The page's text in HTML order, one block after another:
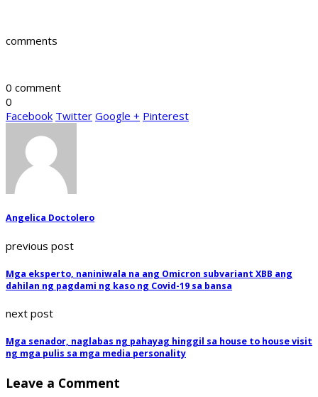
comments
0 comment
0
Facebook Twitter Google + Pinterest
Angelica Doctolero
previous post
Mga eksperto, naniniwala na ang Omicron subvariant XBB ang
dahilan ng pagdami ng kaso ng Covid-19 sa bansa
next post
Mga senador, naglabas ng pahayag hinggil sa house to house visit
ng mga pulis sa mga media personality
Leave a Comment